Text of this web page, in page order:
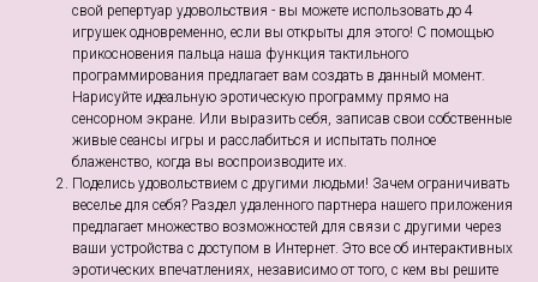
свой репертуар удовольствия - вы можете использовать до 4
игрушек одновременно, если вы открыты для этого! С помощью
прикосновения пальца наша функция тактильного
программирования предлагает вам создать в данный момент.
Нарисуйте идеальную эротическую программу прямо на
сенсорном экране. Или выразить себя, записав свои собственные
живые сеансы игры и расслабиться и испытать полное
блаженство, когда вы воспроизводите их.
Поделись удовольствием с другими людьми! Зачем ограничивать
веселье для себя? Раздел удаленного партнера нашего приложения
предлагает множество возможностей для связи с другими через
ваши устройства с доступом в Интернет. Это все об интерактивных
эротических впечатлениях, независимо от того, с кем вы решите